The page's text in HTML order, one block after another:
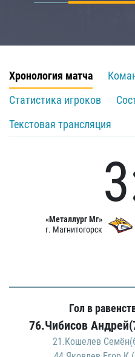
Хронология матча
Статистика игроков
Текстовая трансляция
«Металлург Мг»
г. Магнитогорск
Гол в
76.Чибисов
21.Кошелев